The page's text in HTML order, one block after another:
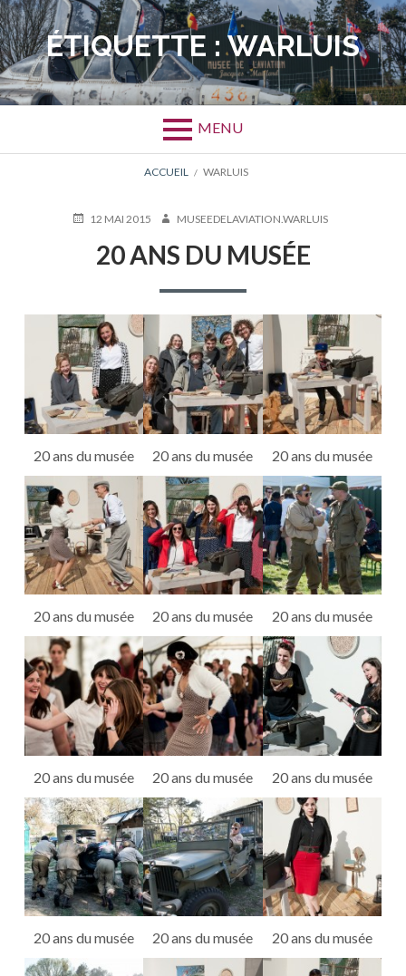
Aller
au
contenuÉTIQUETTE :WARLUIS
MENU
D'ARIANE
ACCUEIL WARLUIS
PUBLIÉ12 MAI 2015 AUTEUR
MUSEEDELAVIATION.WARLUIS
20 ANS DU MUSÉE
20 ans du musée 20 ans du musée 20 ans du musée
20 ans du musée 20 ans du musée 20 ans du musée
20 ans du musée 20 ans du musée 20 ans du musée
20 ans du musée 20 ans du musée 20 ans du musée